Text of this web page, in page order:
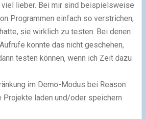
viel lieber. Bei mir sind beispielsweise
Pro­gram­men einfach so verstrichen,
sie wirklich zu testen. Bei denen
konnte das nicht geschehen,
testen können, wenn ich Zeit dazu
im Demo-Modus bei Reason
Projekte laden und/oder speichern